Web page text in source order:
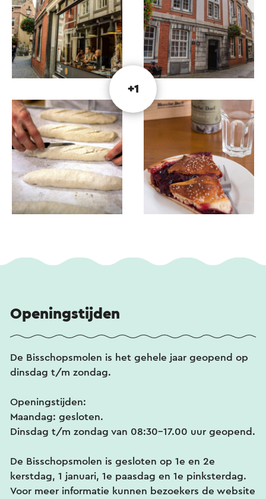
+1
Openingstijden
De Bisschopsmolen is het gehele jaar geopend op
dinsdag t/m zondag.
Openingstijden:
Maandag: gesloten.
Dinsdag t/m zondag van 08:30-17.00 uur geopend.
De Bisschopsmolen is gesloten op 1e en 2e
kerstdag, 1 januari, 1e paasdag en 1e pinksterdag.
Voor meer informatie kunnen bezoekers de website